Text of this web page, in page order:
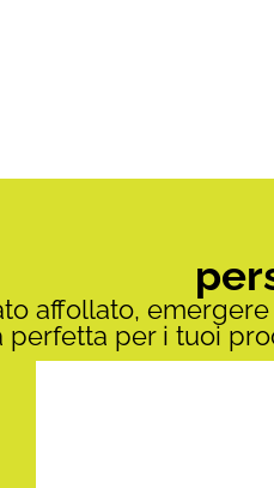
affollato,
perfetta per i tuoi